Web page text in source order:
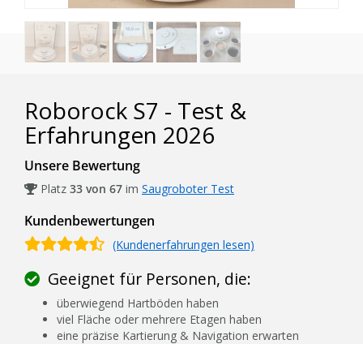
Roborock S7 - Test &
Erfahrungen 2026
Unsere Bewertung
Platz 33 von 67 im Saugroboter Test
Kundenbewertungen
(Kundenerfahrungen lesen)
Geeignet für Personen, die:
überwiegend Hartböden haben
viel Fläche oder mehrere Etagen haben
eine präzise Kartierung & Navigation erwarten